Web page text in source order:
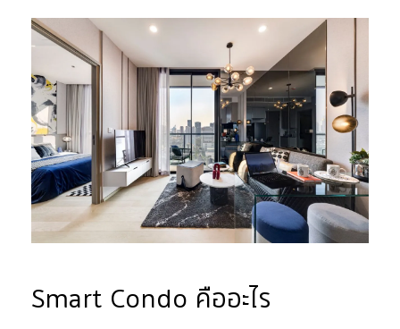
Smart Condo คืออะไร